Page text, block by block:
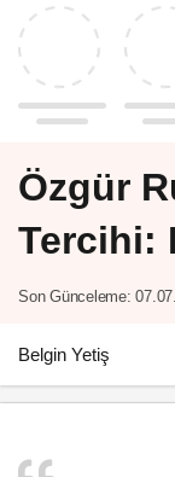
Özgür
Tercihi:
Son Günceleme:
Belgin Yetiş